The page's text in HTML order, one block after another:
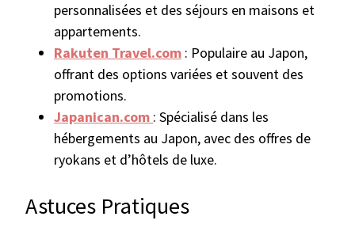
personnalisées et des séjours en maisons et
appartements.
Rakuten Travel.com : Populaire au Japon,
offrant des options variées et souvent des
promotions.
Japanican.com : Spécialisé dans les
hébergements au Japon, avec des offres de
ryokans et d’hôtels de luxe.
Astuces Pratiques